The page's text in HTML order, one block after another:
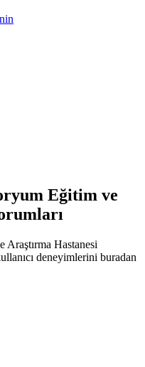
Eğitim ve
Hastanesi
deneyimlerini buradan